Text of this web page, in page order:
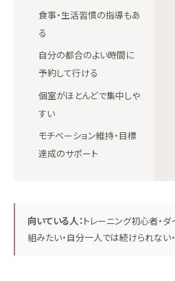
食事・生活習慣の指導もあ
る
自分の都合のよい時間に
予約して行ける
個室がほとんどで集中しや
すい
モチベーション維持・目標
達成のサポート
向いている人：トレーニング初心者・ダ
組みたい・自分一人では続けられない